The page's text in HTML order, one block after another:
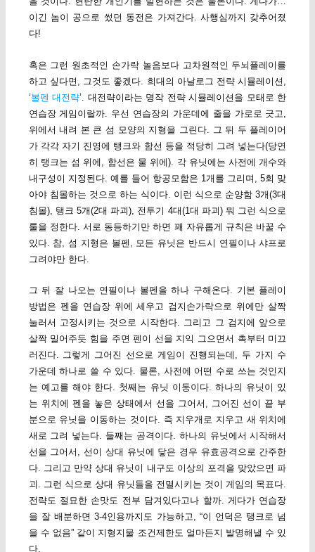
이긴 놈이 공으로 썼던 동전은 가져간다. 사행심까지 갖추어졌
다!
혹은 그런 원초적인 손가락 놀음보다 고차원적인 두뇌플레이를
하고 싶다면, 그것도 좋겠다. 희대의 아날로그 전략 시뮬레이션,
‘볼펜 대전략’. 대전략이라는 명작 전략 시뮬레이션을 모태로 한
연습장 게임이랄까. 우선 연습장의 가운데에 줄을 가로로 긋고,
위에서 내려 본 큰 섬 모양의 지형을 그린다. 그 뒤 두 플레이어
가 각각 자기 진영에 탱크와 함선 등을 적당히 그려 넣는다(당연
히 탱크는 섬 위에, 함선은 물 위에). 각 유닛에는 사전에 개수와
내구성이 지정된다. 예를 들어 항공모함은 1개를 그리며, 5회 맞
아야 침몰하는 것으로 하는 식이다. 이런 식으로 순양함 3개(3대
침몰), 탱크 5개(2대 파괴), 전투기 4대(1대 파괴) 뭐 그런 식으로
룰을 정한다. 서로 동등하기만 하면 꽤 자유롭게 규칙은 바꿀 수
있다. 참, 섬 지형은 볼펜, 모든 유닛은 반드시 연필이나 샤프로
그려야만 한다.
그 뒤 잘 나오는 연필이나 볼펜을 하나 구해온다. 기본 플레이
방법은 펜을 연습장 위에 세우고 검지손가락으로 위에만 살짝
눌러서 고정시키는 것으로 시작한다. 그리고 그 검지에 앞으로
살짝 밀어주듯 힘을 주면 펜이 선을 지익 그으면서 촉부터 미끄
러진다. 그렇게 그어진 선으로 게임이 진행되는데, 두 가지 수
가운데 하나로 쓸 수 있다. 물론, 사전에 어떤 수로 쓰는 것인지
는 예고를 해야 한다. 첫째는 유닛 이동이다. 하나의 유닛이 있
는 위치에 펜을 놓은 상태에서 선을 그어서, 그어진 선이 끝 부
분으로 유닛을 이동하는 것이다. 즉 지우개로 지우고 새 위치에
새로 그려 넣는다. 둘째는 공격이다. 하나의 유닛에서 시작해서
선을 그어서, 선이 상대 유닛에 닿은 경우 유효공격으로 간주한
다. 그리고 만약 상대 유닛이 내구도 이상의 포격을 맞았으면 파
괴. 그런 식으로 상대 유닛들을 전멸시키는 것이 게임의 목표다.
전략도 절묘한 손맛도 전부 담겨있다고나 할까. 게다가 연습장
을 잘 배분하면 3-4인용까지도 가능하고, “이 언덕은 탱크로 넘
을 수 없음” 같이 지형지물 조건제한도 얼마든지 발명해낼 수 있
다.